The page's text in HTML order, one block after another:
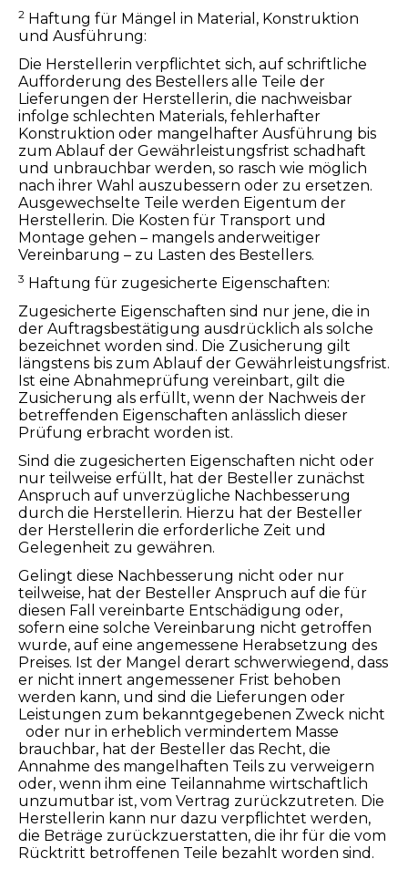
2 Haftung für Mängel in Material, Konstruktion
und Ausführung:
Die Herstellerin verpflichtet sich, auf schriftliche
Aufforderung des Bestellers alle Teile der
Lieferungen der Herstellerin, die nachweisbar
infolge schlechten Materials, fehlerhafter
Konstruktion oder mangelhafter Ausführung bis
zum Ablauf der Gewährleistungsfrist schadhaft
und unbrauchbar werden, so rasch wie möglich
nach ihrer Wahl auszubessern oder zu ersetzen.
Ausgewechselte Teile werden Eigentum der
Herstellerin. Die Kosten für Transport und
Montage gehen – mangels anderweitiger
Vereinbarung – zu Lasten des Bestellers.
3 Haftung für zugesicherte Eigenschaften:
Zugesicherte Eigenschaften sind nur jene, die in
der Auftragsbestätigung ausdrücklich als solche
bezeichnet worden sind. Die Zusicherung gilt
längstens bis zum Ablauf der Gewährleistungsfrist.
Ist eine Abnahmeprüfung vereinbart, gilt die
Zusicherung als erfüllt, wenn der Nachweis der
betreffenden Eigenschaften anlässlich dieser
Prüfung erbracht worden ist.
Sind die zugesicherten Eigenschaften nicht oder
nur teilweise erfüllt, hat der Besteller zunächst
Anspruch auf unverzügliche Nachbesserung
durch die Herstellerin. Hierzu hat der Besteller
der Herstellerin die erforderliche Zeit und
Gelegenheit zu gewähren.
Gelingt diese Nachbesserung nicht oder nur
teilweise, hat der Besteller Anspruch auf die für
diesen Fall vereinbarte Entschädigung oder,
sofern eine solche Vereinbarung nicht getroffen
wurde, auf eine angemessene Herabsetzung des
Preises. Ist der Mangel derart schwerwiegend, dass
er nicht innert angemessener Frist behoben
werden kann, und sind die Lieferungen oder
Leistungen zum bekanntgegebenen Zweck nicht
oder nur in erheblich vermindertem Masse
brauchbar, hat der Besteller das Recht, die
Annahme des mangelhaften Teils zu verweigern
oder, wenn ihm eine Teilannahme wirtschaftlich
unzumutbar ist, vom Vertrag zurückzutreten. Die
Herstellerin kann nur dazu verpflichtet werden,
die Beträge zurückzuerstatten, die ihr für die vom
Rücktritt betroffenen Teile bezahlt worden sind.